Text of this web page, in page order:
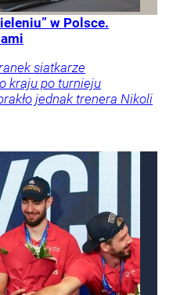
w Polsce.
siatkarze
kraju po turnieju
jednak trenera Nikoli